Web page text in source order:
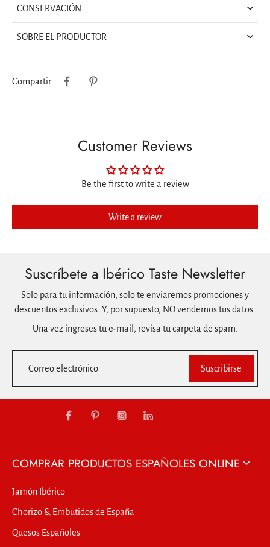
CONSERVACIÓN
SOBRE EL PRODUCTOR
Compartir
Customer Reviews
Be the first to write a review
Write a review
Suscríbete a Ibérico Taste Newsletter
Solo para tu información, solo te enviaremos promociones y
descuentos exclusivos. Y, por supuesto, NO vendemos tus datos.
Una vez ingreses tu e-mail, revisa tu carpeta de spam.
Correo electrónico Suscribirse
COMPRAR PRODUCTOS ESPAÑOLES ONLINE
Jamón Ibérico
Chorizo & Embutidos de España
Quesos Españoles